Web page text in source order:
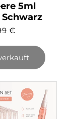
5ml
€